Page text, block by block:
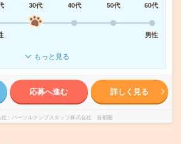
30代 40代 50代
60代
男性
もっと見る
応募へ進む 詳しく見る
パーソルテンプスタッフ株式会社 首都圏